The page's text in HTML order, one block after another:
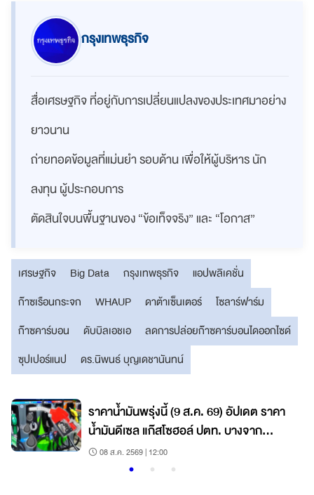
กรุงเทพธุรกิจ
สื่อเศรษฐกิจ ที่อยู่กับการเปลี่ยนแปลงของประเทศมาอย่าง
ยาวนาน
ถ่ายทอดข้อมูลที่แม่นยำ รอบด้าน เพื่อให้ผู้บริหาร นัก
ลงทุน ผู้ประกอบการ
ตัดสินใจบนพื้นฐานของ “ข้อเท็จจริง” และ “โอกาส”
เศรษฐกิจ Big Data กรุงเทพธุรกิจ
แอปพลิเคชั่น
ก๊าซเรือนกระจก
WHAUP ดาต้าเซ็นเตอร์
โซลาร์ฟาร์ม
ก๊าซคาร์บอน
ดับบิลเอชเอ
ลดการปล่อยก๊าซคาร์บอนไดออกไซด์
ซุปเปอร์แนป
ดร.นิพนธ์ บุญเดชานันทน์
ราคาน้ำมันพรุ่งนี้ (9 ส.ค. 69) อัปเดต ราคา
น้ำมันดีเซล แก๊สโซฮอล์ ปตท. บางจาก
เชลล์08 ส.ค. 2569 | 12:00